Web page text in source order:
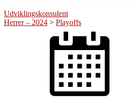
Udviklingskonsulent
Herrer – 2024 > Playoffs